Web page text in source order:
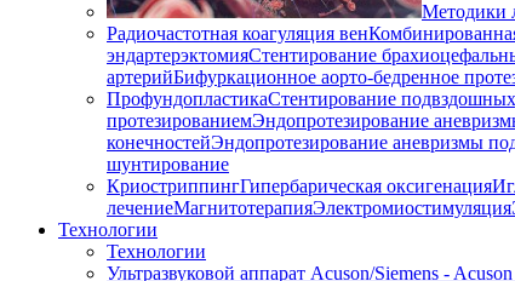
Методики
Радиочастотная коагуляция вен
эндартерэктомияСтентирование
артерийБифуркационное аорто-бедренное
ПрофундопластикаСтентирование
протезированиемЭндопротезирование
конечностейЭндопротезирование аневризмы
шунтирование
КриостриппингГипербарическая оксигенация
лечениеМагнитотерапияЭлектромиостимуляция
Технологии
Технологии
Ультразвуковой аппарат Acuson/Siemens -